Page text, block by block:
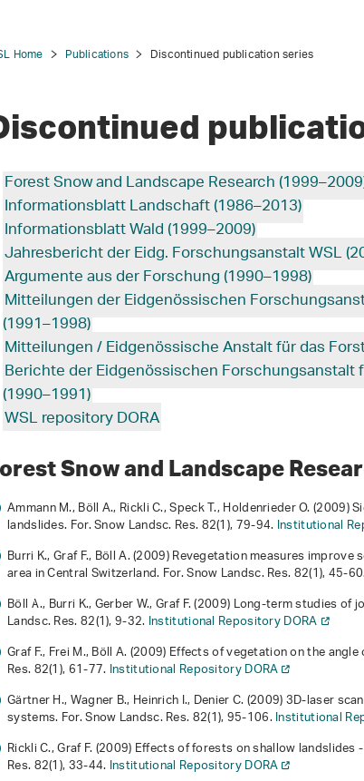
Home Publications Discontinued publication series
Forest Snow and Landscape Research
Informationsblatt Landschaft (1986–2013)
Informationsblatt Wald (1999–2009)
Jahresbericht der Eidg. Forschungsanstalt WSL
Argumente aus der Forschung (1990–1998)
Mitteilungen der Eidgenössischen
(1991–1998)
Mitteilungen / Eidgenössische Anstalt für das
Berichte der Eidgenössischen
(1990–1991)
WSL repository DORA
Snow and Landscape
Ammann M., Böll A., Rickli C., Speck T., Holdenrieder O.
landslides. For. Snow Landsc. Res.82(1), 79-94. Institutional
Burri K., Graf F., Böll A. (2009) Revegetation measures
area in Central Switzerland. For. Snow Landsc. Res.82(1), 45-60.
Böll A., Burri K., Gerber W., Graf F. (2009) Long-term studies
Landsc. Res.82(1), 9-32. Institutional Repository DORA
Graf F., Frei M., Böll A. (2009) Effects of vegetation on the
Res.82(1), 61-77. Institutional Repository DORA
Gärtner H., Wagner B., Heinrich I., Denier C. (2009) 3D-laser
systems. For. Snow Landsc. Res.82(1), 95-106.Institutional
Rickli C., Graf F. (2009) Effects of forests on shallow
Res.82(1), 33-44. Institutional Repository DORA